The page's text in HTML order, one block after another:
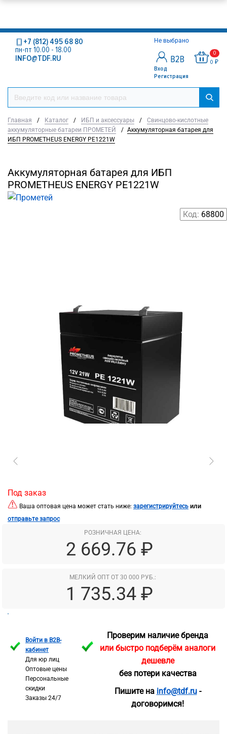
Не выбрано
Вход
Регистрация
0
0 ₽
+7 (812) 495 68 80
пн-пт 10.00 - 18.00
INFO@TDF.RU
Главная / Каталог / ИБП и аксессуары /
Свинцово-кислотные
аккумуляторные батареи ПРОМЕТЕЙ
/ Аккумуляторная батарея для
ИБП PROMETHEUS ENERGY РЕ1221W
Аккумуляторная батарея для ИБП
PROMETHEUS ENERGY РЕ1221W
Код: 68800
Под заказ
Ваша оптовая цена может стать ниже: зарегистрируйтесь или
отправьте запрос
РОЗНИЧНАЯ ЦЕНА:
2 669.76 ₽
МЕЛКИЙ ОПТ ОТ 30 000 РУБ.:
1 735.34 ₽
Войти в B2B-
кабинет
Для юр лиц
Оптовые цены
Персональные
скидки
Заказы 24/7
Проверим наличие бренда
или быстро подберём аналоги
дешевле
без потери качества
Пишите на info@tdf.ru-
договоримся!